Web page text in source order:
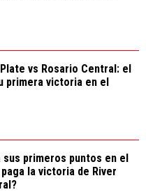
vs Rosario Central: el
primera victoria en el
sus primeros puntos en el
la victoria de River